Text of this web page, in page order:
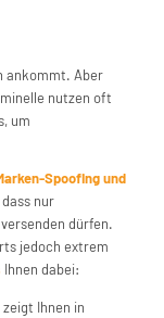
ankommt. Aber
nutzen oft
um
Spoofing und
nur
dürfen.
jedoch extrem
Ihnen dabei:
Ihnen in